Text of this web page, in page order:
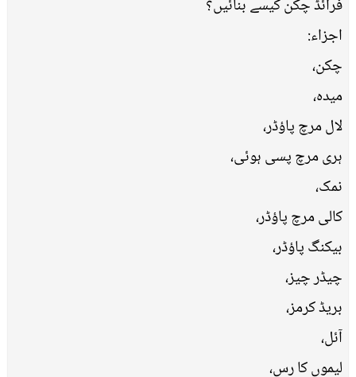
فرائڈ چکن کیسے بنائیں؟
اجزاء:
چکن،
میدہ،
لال مرچ پاؤڈر،
ہری مرچ پسی ہوئی،
نمک،
کالی مرچ پاؤڈر،
بیکنگ پاؤڈر،
چیڈر چیز،
بریڈ کرمز،
آئل،
لیموں کا رس،